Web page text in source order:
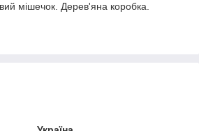
мішечок. Дерев'яна коробка.